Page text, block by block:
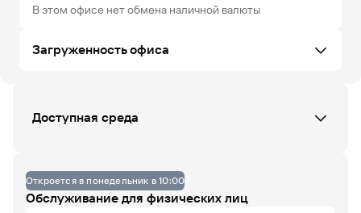
В этом офисе нет обмена наличной валюты
Загруженность офиса
ПТ СБ ВС ЧТ
Доступная среда
Откроется в понедельник в 10:00
Обслуживание для физических лиц